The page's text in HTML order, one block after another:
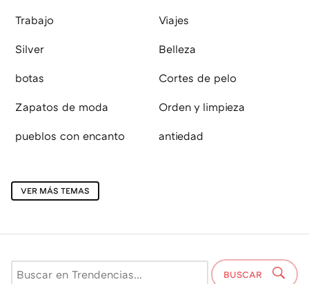
Trabajo Viajes
Silver Belleza
botas Cortes de pelo
Zapatos de moda Orden y limpieza
pueblos con encanto antiedad
VER MÁS TEMAS
BUSCAR